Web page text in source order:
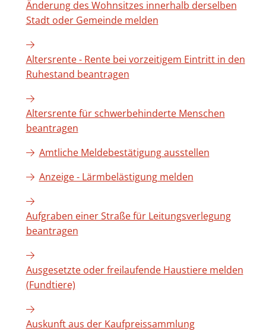
Änderung des Wohnsitzes innerhalb derselben
Stadt oder Gemeinde melden
Altersrente - Rente bei vorzeitigem Eintritt in den
Ruhestand beantragen
Altersrente für schwerbehinderte Menschen
beantragen
Amtliche Meldebestätigung ausstellen
Anzeige - Lärmbelästigung melden
Aufgraben einer Straße für Leitungsverlegung
beantragen
Ausgesetzte oder freilaufende Haustiere melden
(Fundtiere)
Auskunft aus der Kaufpreissammlung